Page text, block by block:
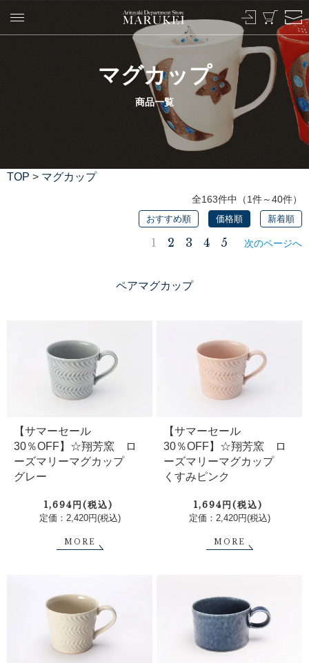
マグカップ
商品一覧
TOP > マグカップ
全163件中（1件～40件）
おすすめ順 価格順 新着順
1 2 3 4 5 次のページへ
ペアマグカップ
【サマーセール
30％OFF】☆翔芳窯 ロ
ーズマリーマグカップ
グレー
1,694円(税込)
定価：2,420円(税込)
MORE
【サマーセール
30％OFF】☆翔芳窯 ロ
ーズマリーマグカップ
くすみピンク
1,694円(税込)
定価：2,420円(税込)
MORE